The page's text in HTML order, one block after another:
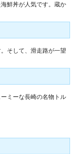
鮮丼が人気です。蔵か
そして、滑走路が一望
ミーな長崎の名物トル